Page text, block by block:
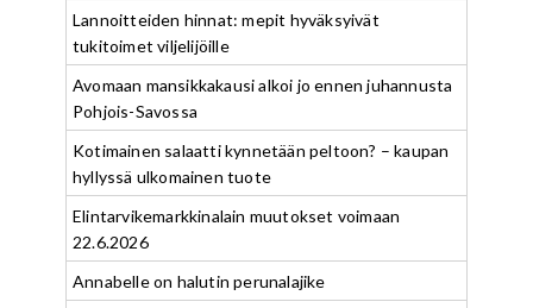
Lannoitteiden hinnat: mepit hyväksyivät
tukitoimet viljelijöille
Avomaan mansikkakausi alkoi jo ennen juhannusta
Pohjois-Savossa
Kotimainen salaatti kynnetään peltoon? – kaupan
hyllyssä ulkomainen tuote
Elintarvikemarkkinalain muutokset voimaan
22.6.2026
Annabelle on halutin perunalajike